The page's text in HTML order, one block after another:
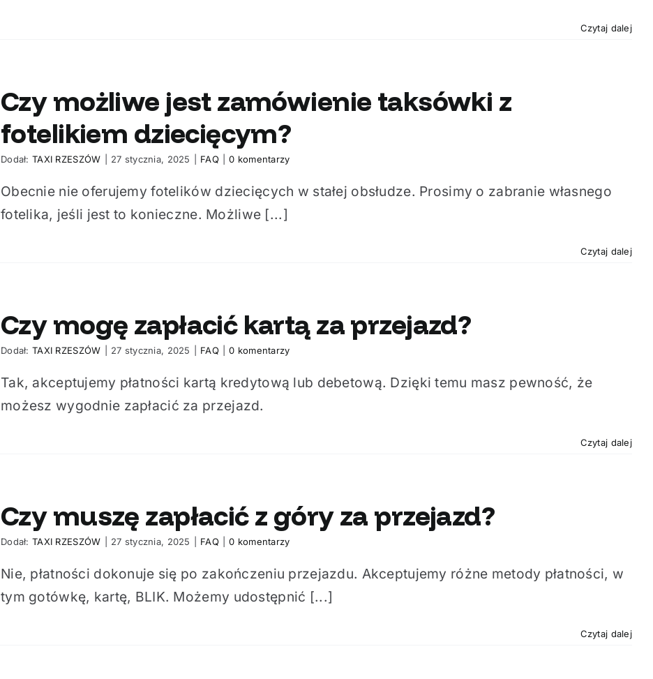
Czytaj dalej
Czy możliwe jest zamówienie taksówki z
fotelikiem dziecięcym?
Dodał:TAXI RZESZÓW 27 stycznia, 2025 FAQ 0 komentarzy
Obecnie nie oferujemy fotelików dziecięcych w stałej obsłudze. Prosimy o zabranie własnego
fotelika, jeśli jest to konieczne. Możliwe [...]
Czytaj dalej
Czy mogę zapłacić kartą za przejazd?
Dodał:TAXI RZESZÓW 27 stycznia, 2025 FAQ 0 komentarzy
Tak, akceptujemy płatności kartą kredytową lub debetową. Dzięki temu masz pewność, że
możesz wygodnie zapłacić za przejazd.
Czytaj dalej
Czy muszę zapłacić z góry za przejazd?
Dodał:TAXI RZESZÓW 27 stycznia, 2025 FAQ 0 komentarzy
Nie, płatności dokonuje się po zakończeniu przejazdu. Akceptujemy różne metody płatności, w
tym gotówkę, kartę, BLIK. Możemy udostępnić [...]
Czytaj dalej